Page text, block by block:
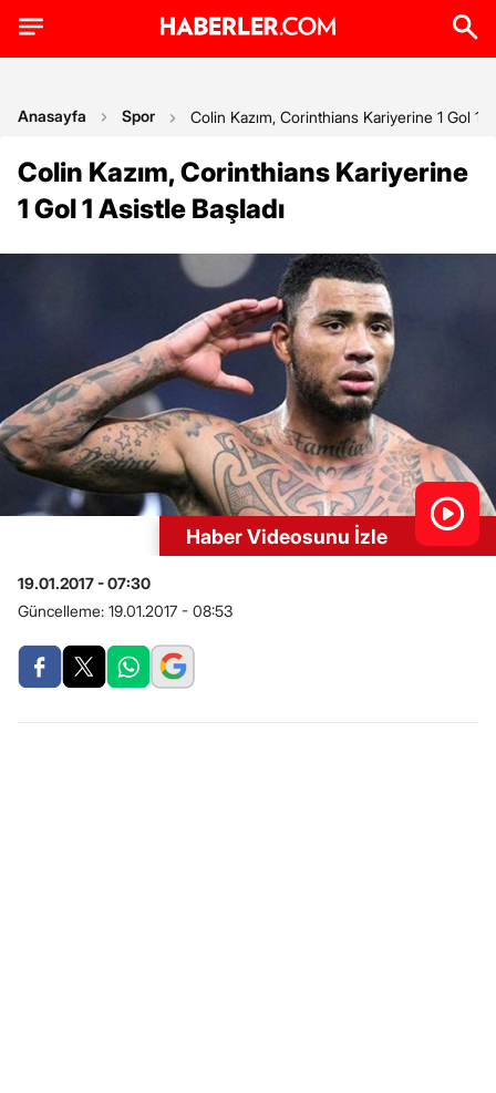
Anasayfa Spor Colin Kazım, Corinthians Kariyerine 1 Gol 1
Colin Kazım, Corinthians Kariyerine
1 Gol 1 Asistle Başladı
Haber Videosunu İzle
19.01.2017 - 07:30
Güncelleme: 19.01.2017 - 08:53